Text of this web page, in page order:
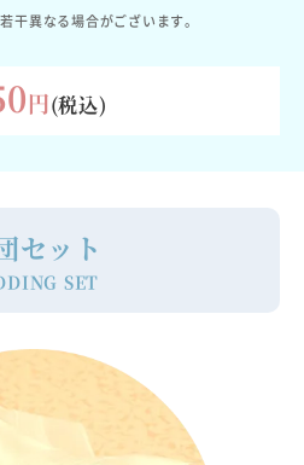
異なる場合がございます。
円(税込)
セット
SET